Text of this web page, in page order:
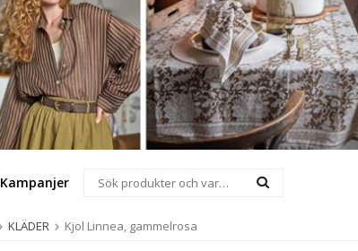
Kampanjer
KLÄDER Kjol Linnea, gammelrosa